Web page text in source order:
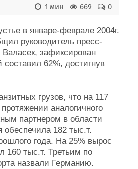
Все службы
0
669
1 мин
в январе-феврале 2004г.
руководитель пресс-
зафиксирован
62%, достигнув
грузов, что на 117
аналогичного
партнером в области
обеспечила 182 тыс.т.
года. На 25% вырос
160 тыс.т. Третьим по
назвали Германию.